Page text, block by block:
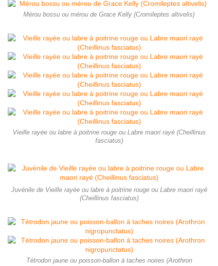
Mérou bossu ou mérou de Grace Kelly (Cromileptes altivelis)
Vieille rayée ou labre à poitrine rouge ou Labre maori rayé (Cheillinus
fasciatus)
Juvénile de Vieille rayée ou labre à poitrine rouge ou Labre maori rayé
(Cheillinus fasciatus)
Tétrodon jaune ou poisson-ballon à taches noires (Arothron